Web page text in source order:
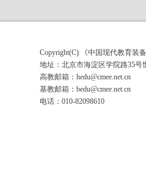
Copyright(C) 《中国现代教育装
地址：北京市海淀区学院路35号
高教邮箱： hedu@cmee.net.cn
基教邮箱： bedu@cmee.net.cn
电话：010-82098610